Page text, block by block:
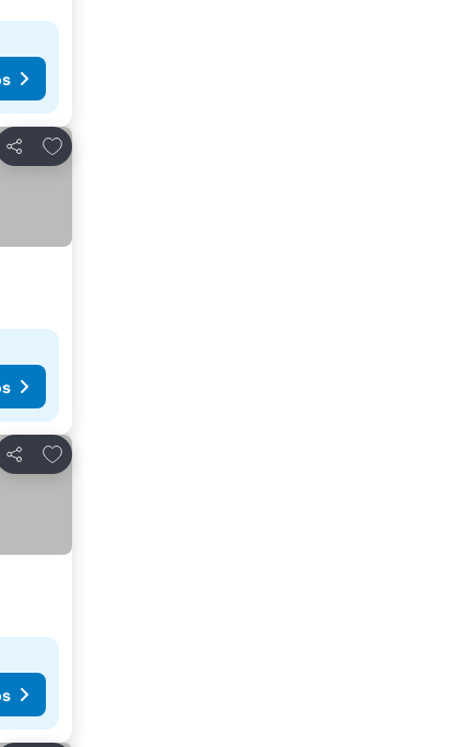
Compartir
Agregar a favoritos
Compartir
Agregar a favoritos